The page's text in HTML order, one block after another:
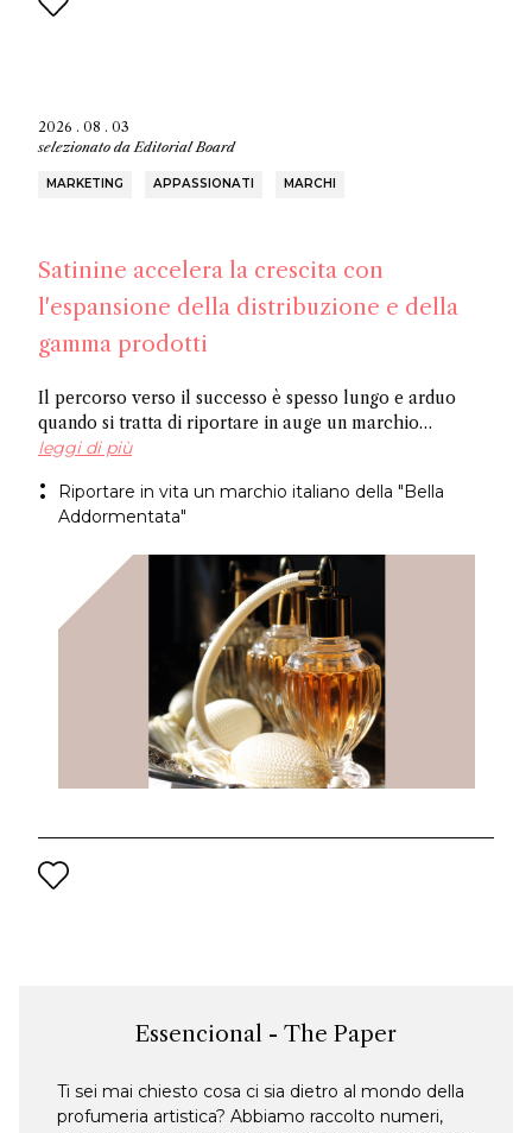
2026 . 08 . 03
selezionato daEditorial Board
MARKETING APPASSIONATI MARCHI
Satinine accelera la crescita con
l'espansione della distribuzione e della
gamma prodotti
Il percorso verso il successo è spesso lungo e arduo
quando si tratta di riportare in auge un marchio
dimenticato. Officina Satine ha radici che risalgono al
riscosso successo commerciale in Italia tra le due
guerre. Ora, un ex dirigente di Fueguia 1833 è alla guida
leggi di più
Riportare in vita un marchio italiano della "Bella
Addormentata"
Essencional - The Paper
Ti sei mai chiesto cosa ci sia dietro al mondo della
profumeria artistica? Abbiamo raccolto numeri,